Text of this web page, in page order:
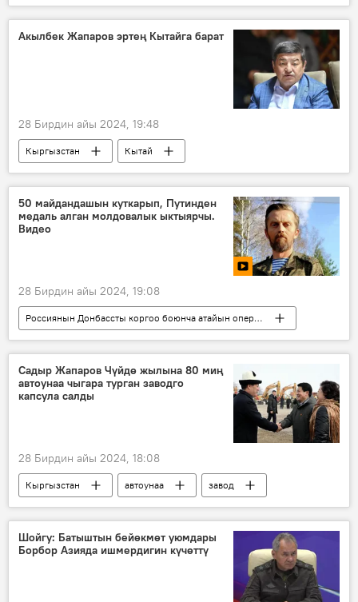
климат
Мөңгү
жылуулук
коркунучтар
Акылбек Жапаров эртең Кытайга барат
28 Бирдин айы 2024, 19:48
Кыргызстан
Кытай
Министрлер кабинети
Акылбек Жапаров
сапар
50 майдандашын куткарып, Путинден
медаль алган молдовалык ыктыярчы.
Видео
28 Бирдин айы 2024, 19:08
Россиянын Донбассты коргоо боюнча атайын операциясы
Дүйнөдө
Россия
Молдова
атайын операция
ыктыярчылар
Садыр Жапаров Чүйдө жылына 80 миң
автоунаа чыгара турган заводго
капсула салды
28 Бирдин айы 2024, 18:08
Кыргызстан автоунаа
завод
ишкана
куруу Кытай
Шойгу: Батыштын бейөкмөт уюмдары
Борбор Азияда ишмердигин күчөттү